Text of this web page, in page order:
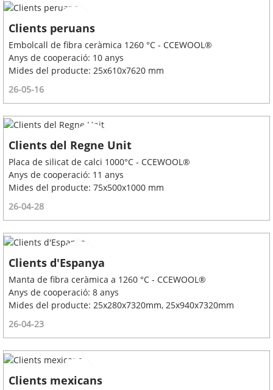
Clients peruans
Embolcall de fibra ceràmica 1260 °C - CCEWOOL®
Anys de cooperació: 10 anys
Mides del producte: 25x610x7620 mm
26-05-16
Clients del Regne Unit
Placa de silicat de calci 1000°C - CCEWOOL®
Anys de cooperació: 11 anys
Mides del producte: 75x500x1000 mm
26-04-28
Clients d'Espanya
Manta de fibra ceràmica a 1260 °C - CCEWOOL®
Anys de cooperació: 8 anys
Mides del producte: 25x280x7320mm, 25x940x7320mm
26-04-23
Clients mexicans